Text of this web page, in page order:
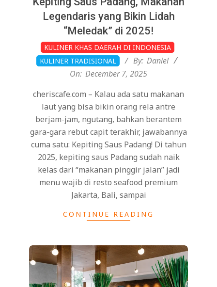
Legendaris yang Bikin Lidah
“Meledak” di 2025!
2025-
12-
07
KULINER KHAS DAERAH DI INDONESIA
KULINER TRADISIONAL
By: Daniel
On: December 7, 2025
cheriscafe.com – Kalau ada satu makanan
laut yang bisa bikin orang rela antre
berjam-jam, ngutang, bahkan berantem
gara-gara rebut capit terakhir, jawabannya
cuma satu: Kepiting Saus Padang! Di tahun
2025, kepiting saus Padang sudah naik
kelas dari “makanan pinggir jalan” jadi
menu wajib di resto seafood premium
Jakarta, Bali, sampai
CONTINUE READING